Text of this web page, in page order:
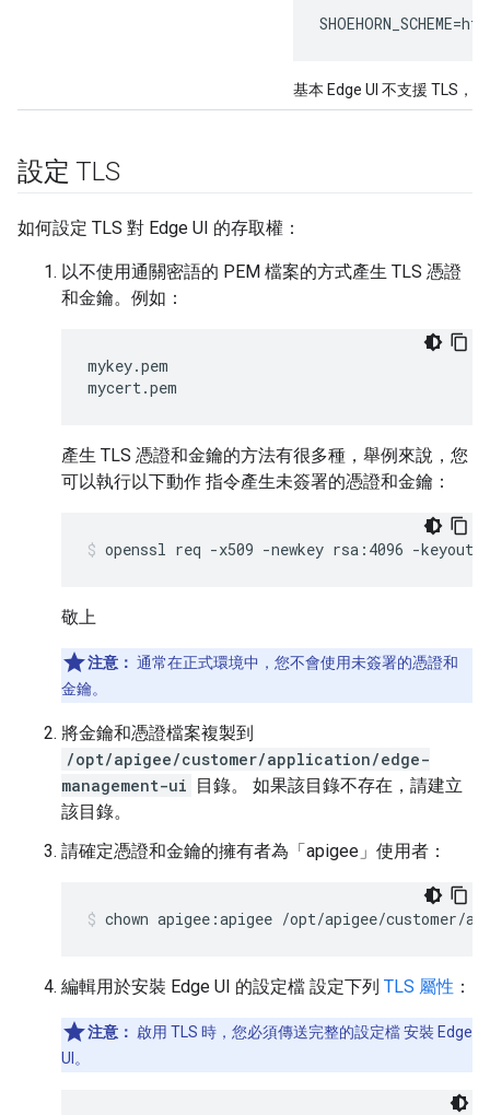
基本 Edge UI 不支援 TLS，
設定 TLS
如何設定 TLS 對 Edge UI 的存取權：
以不使用通關密語的 PEM 檔案的方式產生 TLS 憑證
和金鑰。例如：
mykey.pem
mycert.pem
產生 TLS 憑證和金鑰的方法有很多種，舉例來說，您
可以執行以下動作 指令產生未簽署的憑證和金鑰：
openssl req -x509 -newkey rsa:4096 -keyout
敬上
注意： 通常在正式環境中，您不會使用未簽署的憑證和
金鑰。
將金鑰和憑證檔案複製到
/opt/apigee/customer/application/edge-
management-ui 目錄。 如果該目錄不存在，請建立
該目錄。
請確定憑證和金鑰的擁有者為「apigee」使用者：
chown apigee:apigee /opt/apigee/customer/
編輯用於安裝 Edge UI 的設定檔 設定下列 TLS 屬性 ：
注意： 啟用 TLS 時，您必須傳送完整的設定檔 安裝 Edge
UI。